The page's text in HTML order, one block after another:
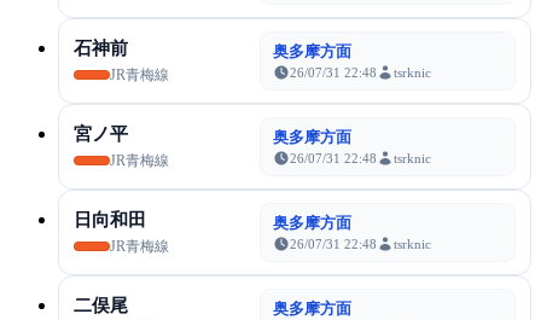
石神前
JR青梅線
奥多摩方面
26/07/31 22:48 tsrknic
宮ノ平
JR青梅線
奥多摩方面
26/07/31 22:48 tsrknic
日向和田
JR青梅線
奥多摩方面
26/07/31 22:48 tsrknic
二俣尾 奥多摩方面